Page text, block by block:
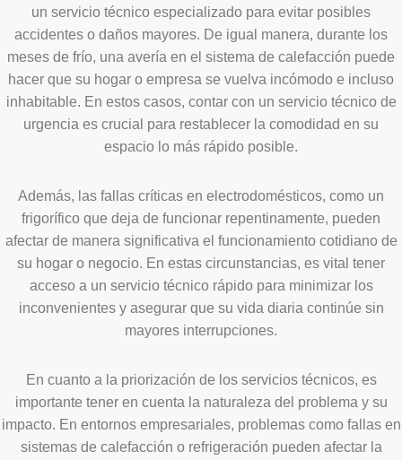
un servicio técnico especializado para evitar posibles
accidentes o daños mayores. De igual manera, durante los
meses de frío, una avería en el sistema de calefacción puede
hacer que su hogar o empresa se vuelva incómodo e incluso
inhabitable. En estos casos, contar con un servicio técnico de
urgencia es crucial para restablecer la comodidad en su
espacio lo más rápido posible.
Además, las fallas críticas en electrodomésticos, como un
frigorífico que deja de funcionar repentinamente, pueden
afectar de manera significativa el funcionamiento cotidiano de
su hogar o negocio. En estas circunstancias, es vital tener
acceso a un servicio técnico rápido para minimizar los
inconvenientes y asegurar que su vida diaria continúe sin
mayores interrupciones.
En cuanto a la priorización de los servicios técnicos, es
importante tener en cuenta la naturaleza del problema y su
impacto. En entornos empresariales, problemas como fallas en
sistemas de calefacción o refrigeración pueden afectar la